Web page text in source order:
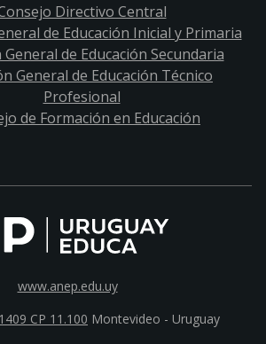
Directivo Central
de Educación Inicial y Primaria
de Educación Secundaria
General de Educación Técnico
Profesional
de Formación en Educación
www.anep.edu.uy
CP 11.100 Montevideo - Uruguay